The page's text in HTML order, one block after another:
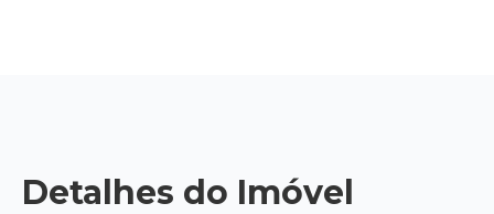
Detalhes do Imóvel